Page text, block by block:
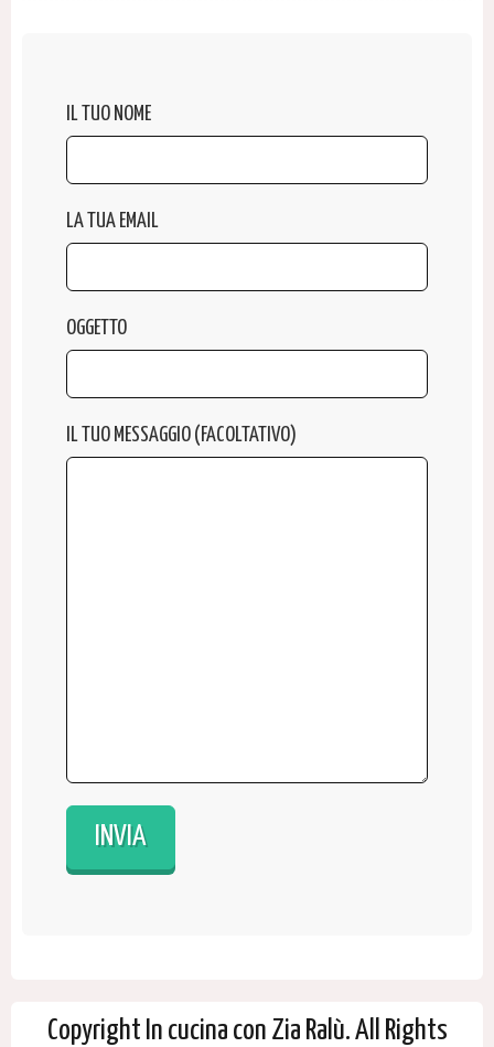
IL TUO NOME
LA TUA EMAIL
OGGETTO
IL TUO MESSAGGIO (FACOLTATIVO)
Copyright In cucina con Zia Ralù. All Rights